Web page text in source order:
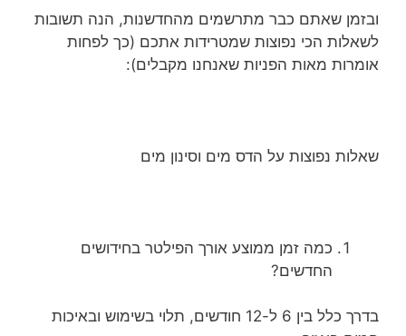
ובזמן שאתם כבר מתרשמים מהחדשנות, הנה תשובות
לשאלות הכי נפוצות שמטרידות אתכם (כך לפחות
אומרות מאות הפניות שאנחנו מקבלים):
שאלות נפוצות על הדס מים וסינון מים
כמה זמן ממוצע אורך הפילטר בחידושים
החדשים?
בדרך כלל בין 6 ל-12 חודשים, תלוי בשימוש ובאיכות